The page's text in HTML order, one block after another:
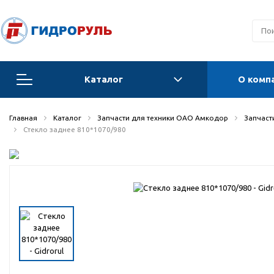
Каталог
Запчасти для техники ОАО Амкодор
теплообменники
Гидравлические системы
Гидроцилиндры для спецтехники
О
Главная Каталог Запчасти для техники ОАО Амкодор
Стекло заднее 810*1070/980